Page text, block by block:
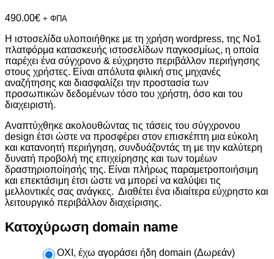
490.00€ + ΦΠΑ
Η ιστοσελίδα υλοποιήθηκε με τη χρήση wordpress, της Νο1
πλατφόρμα κατασκευής ιστοσελίδων παγκοσμίως, η οποία
παρέχει ένα σύγχρονο & εύχρηστο περιβάλλον περιήγησης
στους χρήστες. Είναι απόλυτα φιλική στις μηχανές
αναζήτησης και διασφαλίζει την προστασία των
προσωπικών δεδομένων τόσο του χρήστη, όσο και του
διαχειριστή.
Αναπτύχθηκε ακολουθώντας τις τάσεις του σύγχρονου
design έτσι ώστε να προσφέρει στον επισκέπτη μια εύκολη
και κατανοητή περιήγηση, συνδυάζοντάς τη με την καλύτερη
δυνατή προβολή της επιχείρησης και των τομέων
δραστηριοποίησής της. Είναι πλήρως παραμετροποιήσιμη
και επεκτάσιμη έτσι ώστε να μπορεί να καλύψει τις
μελλοντικές σας ανάγκες. Διαθέτει ένα ιδιαίτερα εύχρηστο και
λειτουργικό περιβάλλον διαχείρισης.
Κατοχύρωση domain name
ΟΧΙ, έχω αγοράσει ήδη domain (Δωρεάν)